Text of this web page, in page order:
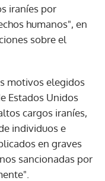
iraníes por
humanos", en
sobre el
motivos elegidos
Estados Unidos
cargos iraníes,
individuos e
en graves
sancionadas por